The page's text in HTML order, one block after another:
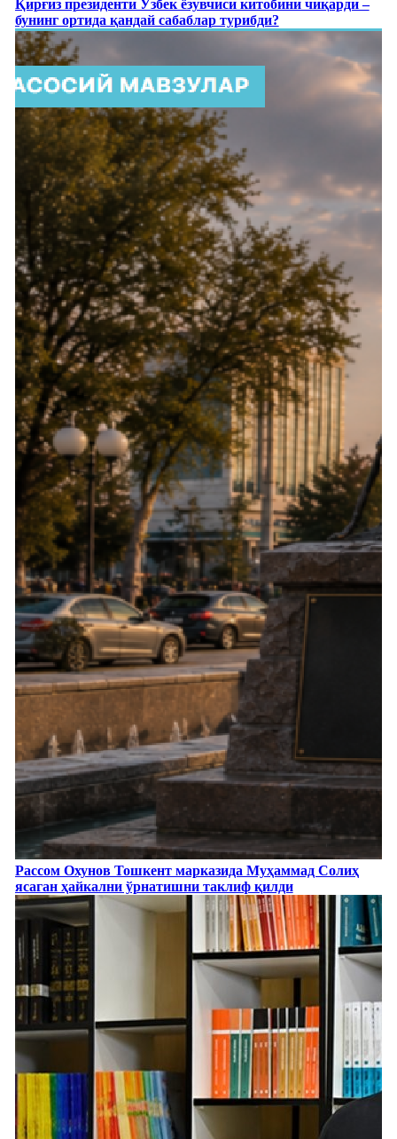
Қирғиз президенти Ўзбек ёзувчиси китобини чиқарди –
бунинг ортида қандай сабаблар турибди?
Рассом Охунов Тошкент марказида Муҳаммад Солиҳ
яcаган ҳайкални ўрнатишни таклиф қилди